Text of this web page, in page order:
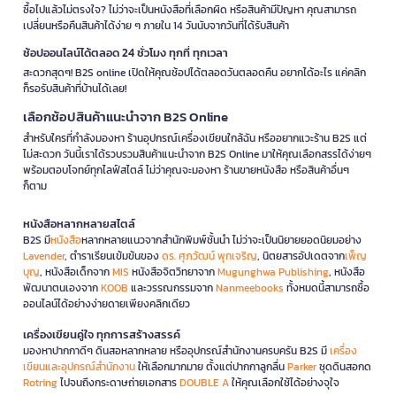
ซื้อไปแล้วไม่ตรงใจ? ไม่ว่าจะเป็นหนังสือที่เลือกผิด หรือสินค้ามีปัญหา คุณสามารถ
เปลี่ยนหรือคืนสินค้าได้ง่าย ๆ ภายใน 14 วันนับจากวันที่ได้รับสินค้า
ช้อปออนไลน์ได้ตลอด 24 ชั่วโมง ทุกที่ ทุกเวลา
สะดวกสุดๆ! B2S online เปิดให้คุณช้อปได้ตลอดวันตลอดคืน อยากได้อะไร แค่คลิก
ก็รอรับสินค้าที่บ้านได้เลย!
เลือกช้อปสินค้าแนะนำจาก B2S Online
สำหรับใครที่กำลังมองหา ร้านอุปกรณ์เครื่องเขียนใกล้ฉัน หรืออยากแวะร้าน B2S แต่
ไม่สะดวก วันนี้เราได้รวบรวมสินค้าแนะนำจาก B2S Online มาให้คุณเลือกสรรได้ง่ายๆ
พร้อมตอบโจทย์ทุกไลฟ์สไตล์ ไม่ว่าคุณจะมองหา ร้านขายหนังสือ หรือสินค้าอื่นๆ
ก็ตาม
หนังสือหลากหลายสไตล์
B2S มีหนังสือหลากหลายแนวจากสำนักพิมพ์ชั้นนำ ไม่ว่าจะเป็นนิยายยอดนิยมอย่าง
Lavender, ตำราเรียนเข้มข้นของดร. ศุภวัฒน์ พุกเจริญ, นิตยสารอัปเดตจากเพ็ญ
บุญ, หนังสือเด็กจากMIS หนังสือจิตวิทยาจากMugunghwa Publishing, หนังสือ
พัฒนาตนเองจากKOOB และวรรณกรรมจากNanmeebooks ทั้งหมดนี้สามารถซื้อ
ออนไลน์ได้อย่างง่ายดายเพียงคลิกเดียว
เครื่องเขียนคู่ใจ ทุกการสร้างสรรค์
มองหาปากกาดีๆ ดินสอหลากหลาย หรืออุปกรณ์สำนักงานครบครัน B2S มีเครื่อง
เขียนและอุปกรณ์สำนักงานให้เลือกมากมาย ตั้งแต่ปากกาลูกลื่นParkerชุดดินสอกด
Rotringไปจนถึงกระดาษถ่ายเอกสารDOUBLE Aให้คุณเลือกใช้ได้อย่างจุใจ